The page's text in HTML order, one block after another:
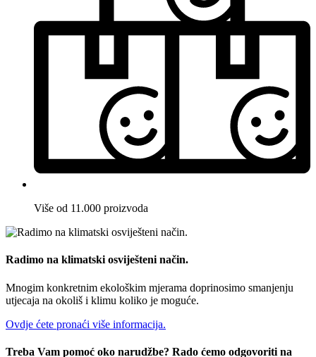
Više od 11.000 proizvoda
Radimo na klimatski osviješteni način.
Mnogim konkretnim ekološkim mjerama doprinosimo smanjenju
utjecaja na okoliš i klimu koliko je moguće.
Ovdje ćete pronaći više informacija.
Treba Vam pomoć oko narudžbe? Rado ćemo odgovoriti na